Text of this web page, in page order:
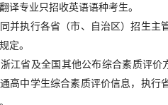
译专业只招收英语语种考生。
同并执行各省（市、自治区）招生主
定。
浙江省及全国其他公布综合素质评
高中学生综合素质评价信息，执行